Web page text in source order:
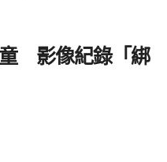
影像紀錄「綁